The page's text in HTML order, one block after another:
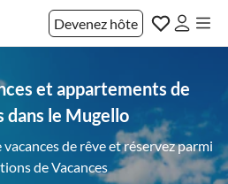
Devenez hôte
et appartements de
dans le Mugello
de rêve et réservez parmi
de Vacances